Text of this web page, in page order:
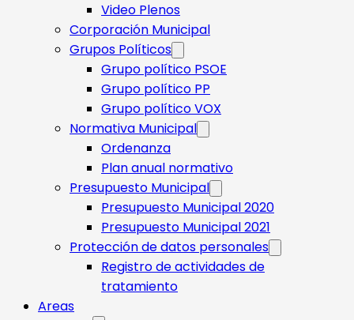
Video Plenos
Corporación Municipal
Grupos Políticos
Grupo político PSOE
Grupo político PP
Grupo político VOX
Normativa Municipal
Ordenanza
Plan anual normativo
Presupuesto Municipal
Presupuesto Municipal 2020
Presupuesto Municipal 2021
Protección de datos personales
Registro de actividades de
tratamiento
Areas